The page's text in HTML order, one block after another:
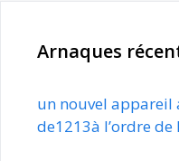
Arnaques
un nouvel appareil
de1213à l’ordre de